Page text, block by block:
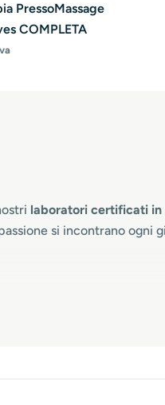
PressoMassage
COMPLETA
laboratori certificati in
si incontrano ogni
trasparente, che